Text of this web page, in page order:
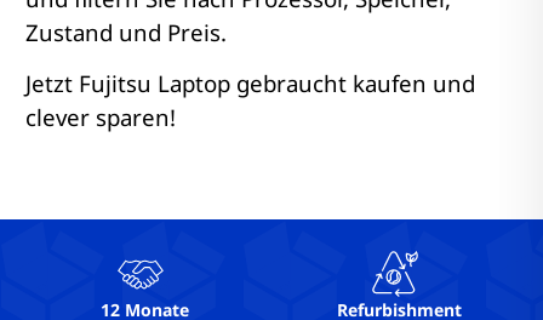
Zustand und Preis.
Jetzt Fujitsu Laptop gebraucht kaufen und
clever sparen!
12 Monate
Refurbishment